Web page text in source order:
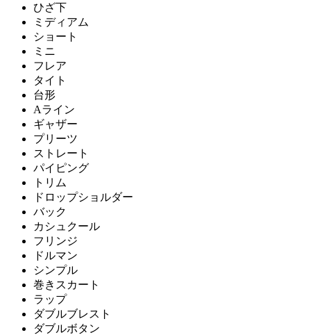
ひざ下
ミディアム
ショート
ミニ
フレア
タイト
台形
Aライン
ギャザー
プリーツ
ストレート
パイピング
トリム
ドロップショルダー
バック
カシュクール
フリンジ
ドルマン
シンプル
巻きスカート
ラップ
ダブルブレスト
ダブルボタン